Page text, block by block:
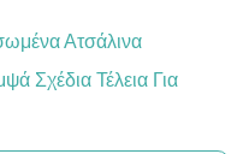
Ατσάλινα
Σχέδια Τέλεια Για